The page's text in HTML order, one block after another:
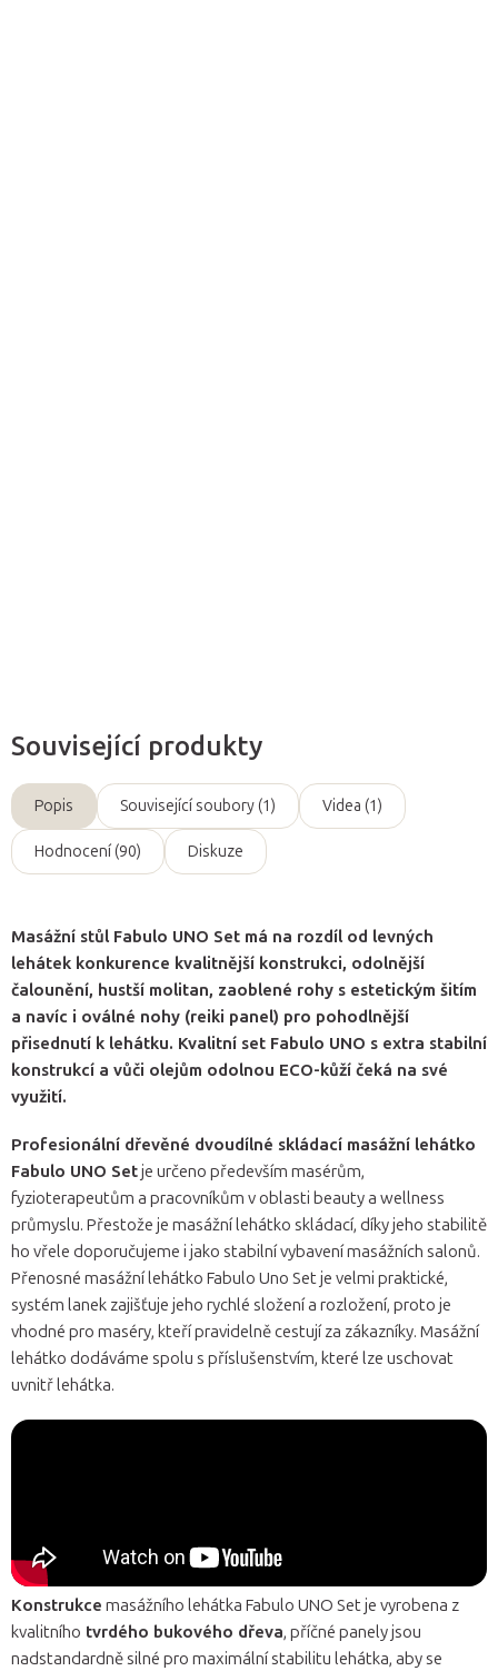
Související produkty
Popis Související soubory (1) Videa (1)
Hodnocení (90) Diskuze
Masážní stůl Fabulo UNO Set má na rozdíl od levných
lehátek konkurence kvalitnější konstrukci, odolnější
čalounění, hustší molitan, zaoblené rohy s estetickým šitím
a navíc i oválné nohy (reiki panel) pro pohodlnější
přisednutí k lehátku. Kvalitní set Fabulo UNO s extra stabilní
konstrukcí a vůči olejům odolnou ECO-kůží čeká na své
využití.
Profesionální dřevěné dvoudílné skládací masážní lehátko
Fabulo UNO Setje určeno především masérům,
fyzioterapeutům a pracovníkům v oblasti beauty a wellness
průmyslu. Přestože je masážní lehátko skládací, díky jeho stabilitě
ho vřele doporučujeme i jako stabilní vybavení masážních salonů.
Přenosné masážní lehátko Fabulo Uno Set je velmi praktické,
systém lanek zajišťuje jeho rychlé složení a rozložení, proto je
vhodné pro maséry, kteří pravidelně cestují za zákazníky. Masážní
lehátko dodáváme spolu s příslušenstvím, které lze uschovat
uvnitř lehátka.
Konstrukce masážního lehátka Fabulo UNO Set je vyrobena z
kvalitního tvrdého bukového dřeva, příčné panely jsou
nadstandardně silné pro maximální stabilitu lehátka, aby se